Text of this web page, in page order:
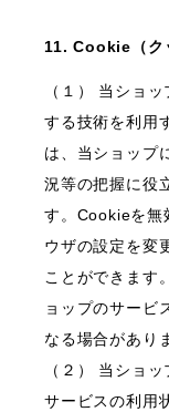
11. Cookie（ク
（１） 当ショ
する技術を利用
は、当ショップ
況等の把握に役
す。Cookieを無
ウザの設定を変
ことができます
ョップのサービ
なる場合があり
（２） 当ショ
サービスの利用